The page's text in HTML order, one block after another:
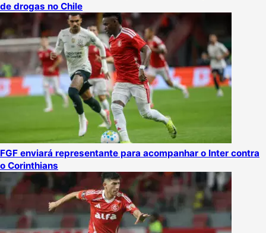
de drogas no Chile
FGF enviará representante para acompanhar o Inter contra
o Corinthians